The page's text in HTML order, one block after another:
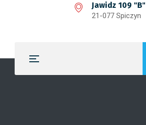
Jawidz 109 "B"
21-077 Spiczyn